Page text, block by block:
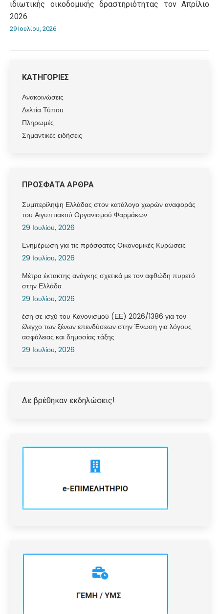
ιδιωτικής οικοδομικής δραστηριότητας τον Απρίλιο
2026
29 Ιουλίου, 2026
ΚΑΤΗΓΟΡΙΕΣ
Ανακοινώσεις
Δελτία Τύπου
Πληρωμές
Σημαντικές ειδήσεις
ΠΡΟΣΦΑΤΑ ΑΡΘΡΑ
Συμπερίληψη Ελλάδας στον κατάλογο χωρών αναφοράς
του Αιγυπτιακού Οργανισμού Φαρμάκων
29 Ιουλίου, 2026
Ενημέρωση για τις πρόσφατες Οικονομικές Κυρώσεις
29 Ιουλίου, 2026
Μέτρα έκτακτης ανάγκης σχετικά με τον αφθώδη πυρετό
στην Ελλάδα
29 Ιουλίου, 2026
έση σε ισχύ του Κανονισμού (ΕΕ) 2026/1386 για τον
έλεγχο των ξένων επενδύσεων στην Ένωση για λόγους
ασφάλειας και δημοσίας τάξης
29 Ιουλίου, 2026
Δε βρέθηκαν εκδηλώσεις!